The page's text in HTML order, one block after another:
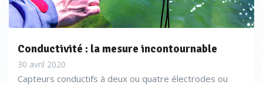
Conductivité : la mesure incontournable
30 avril 2020
Capteurs conductifs à deux ou quatre électrodes ou